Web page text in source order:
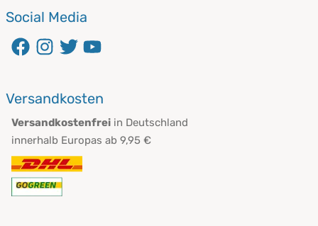
Social Media
öffnet in neuem Fenster
öffnet in neuem Fenster
öffnet in neuem Fenster
Versandkosten
Versandkostenfrei in Deutschland
innerhalb Europas ab 9,95 €